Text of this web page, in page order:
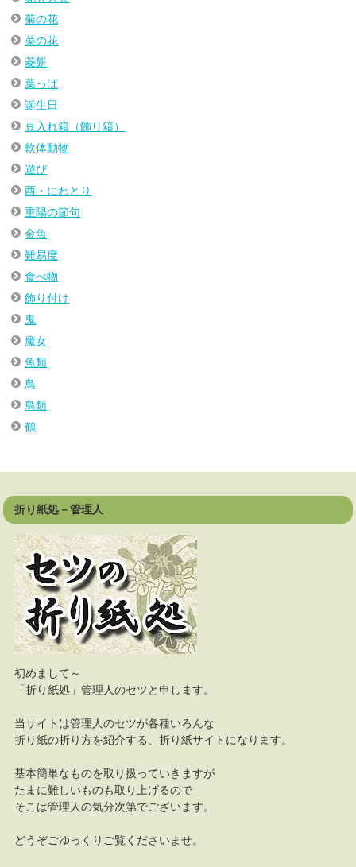
菊の花
菜の花
菱餅
葉っぱ
誕生日
豆入れ箱（飾り箱）
軟体動物
遊び
酉・にわとり
重陽の節句
金魚
難易度
食べ物
飾り付け
鬼
魔女
魚類
鳥
鳥類
鶴
折り紙処－管理人
初めまして～
「折り紙処」管理人のセツと申します。
当サイトは管理人のセツが各種いろんな
折り紙の折り方を紹介する、折り紙サイトになります。
基本簡単なものを取り扱っていきますが
たまに難しいものも取り上げるので
そこは管理人の気分次第でございます。
どうぞごゆっくりご覧くださいませ。